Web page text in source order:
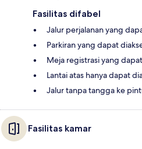
Fasilitas difabel
Jalur perjalanan yang
Parkiran yang dapat
Meja registrasi yang
Lantai atas hanya dapat
Jalur tanpa tangga ke
Fasilitas kamar